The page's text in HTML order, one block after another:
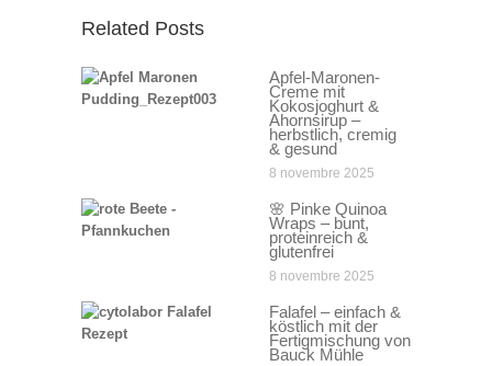
Related Posts
Apfel-Maronen-
Creme mit
Kokosjoghurt &
Ahornsirup –
herbstlich, cremig
& gesund
8 novembre 2025
🌸 Pinke Quinoa
Wraps – bunt,
proteinreich &
glutenfrei
8 novembre 2025
Falafel – einfach &
köstlich mit der
Fertigmischung von
Bauck Mühle